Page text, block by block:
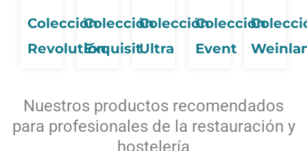
Colección
Revolutión
Colección
Exquisit
Colección
Ultra
Colección
Event
Nuestros productos recomendados
para profesionales de la restauración y
hostelería